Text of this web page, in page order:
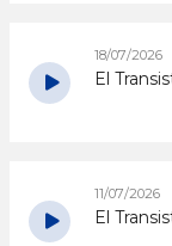
18/07/2026
El
11/07/2026
El